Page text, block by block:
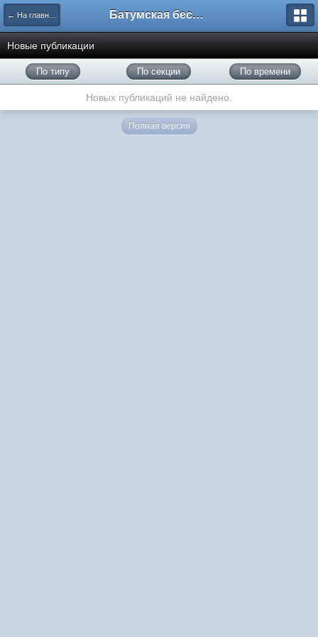
← На главную Батумская беседка
Новые публикации
По типу По секции По времени
Новых публикаций не найдено.
Полная версия